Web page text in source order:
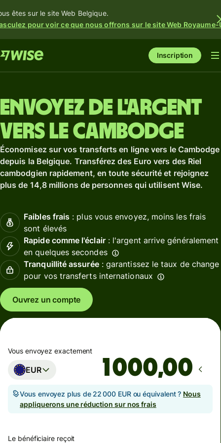
êtes sur le site Web Belgique.
pour voir ce que nous offrons sur le site Web Royaume-
Inscription
Envoyez de l'argent
vers le Cambodge
Économisez sur vos transferts en ligne vers le Cambodge
depuis la Belgique. Transférez des Euro vers des Riel
cambodgien rapidement, en toute sécurité et rejoignez
plus de 14,8 millions de personnes qui utilisent Wise.
Faibles frais : plus vous envoyez, moins les frais
sont élevés
Rapide comme l'éclair: l'argent arrive généralement
en quelques secondes
Tranquillité assurée: garantissez le taux de change
pour vos transferts internationaux
Ouvrez un compte
Vous envoyez exactement
EUR ,00
Vous envoyez plus de 22 000 EUR ou équivalent ? Nous
appliquerons une réduction sur nos frais
Le bénéficiaire reçoit